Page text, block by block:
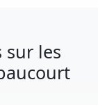
sur les